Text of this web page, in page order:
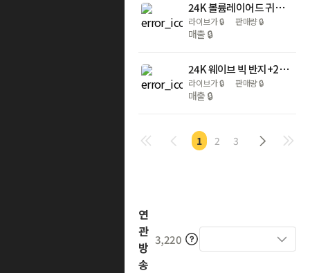
24K 볼륨레이어드 귀걸이+24K스피넬팔찌+24K황금열쇠6개[리뷰]
라이브가🔒 판매량🔒
매출 🔒
24K 웨이브 빅 반지+24K스피넬팔찌+24K황금열쇠6개[리뷰]
라이브가🔒 판매량🔒
매출 🔒
1 2 3
연
관
방
송
3,220